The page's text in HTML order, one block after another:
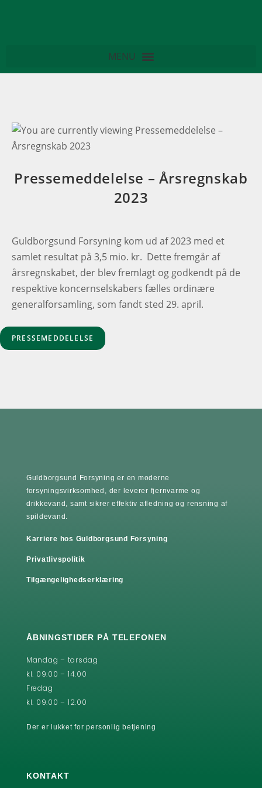
Pressemeddelelse – Årsregnskab
2023
Guldborgsund Forsyning kom ud af 2023 med et
samlet resultat på 3,5 mio. kr. Dette fremgår af
årsregnskabet, der blev fremlagt og godkendt på de
respektive koncernselskabers fælles ordinære
generalforsamling, som fandt sted 29. april.
PRESSEMEDDELELSE
Guldborgsund Forsyning er en moderne
forsyningsvirksomhed, der leverer fjernvarme og
drikkevand, samt sikrer effektiv afledning og rensning af
spildevand.
Karriere hos Guldborgsund Forsyning
Privatlivspolitik
Tilgængelighedserklæring
ÅBNINGSTIDER PÅ TELEFONEN
Mandag – torsdag
kl. 09.00 – 14.00
Fredag
kl. 09.00 – 12.00
Der er lukket for personlig betjening
KONTAKT